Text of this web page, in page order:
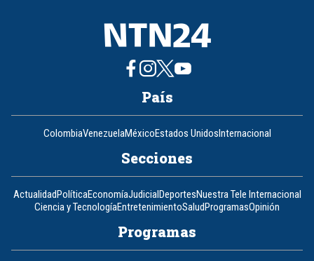
País
ColombiaVenezuelaMéxicoEstados UnidosInternacional
Secciones
ActualidadPolíticaEconomíaJudicialDeportesNuestra Tele Internacional
Ciencia y TecnologíaEntretenimientoSaludProgramasOpinión
Programas